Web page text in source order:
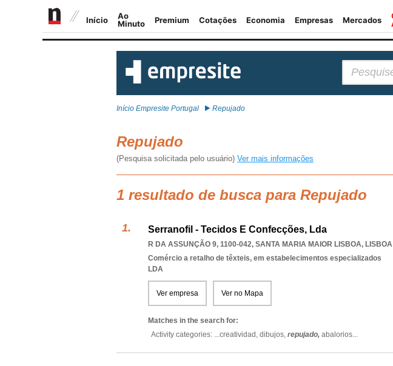
Início Empresite Portugal Repujado
Repujado
(Pesquisa solicitada pelo usuário) Ver mais informações
1 resultado de busca para Repujado
Serranofil - Tecidos E Confecções, Lda
R DA ASSUNÇÃO 9, 1100-042, SANTA MARIA MAIOR LISBOA, LISBOA
Comércio a retalho de têxteis, em estabelecimentos especializados
LDA
Ver empresa Ver no Mapa
Matches in the search for:
Activity categories: ...creatividad, dibujos, repujado, abalorios...